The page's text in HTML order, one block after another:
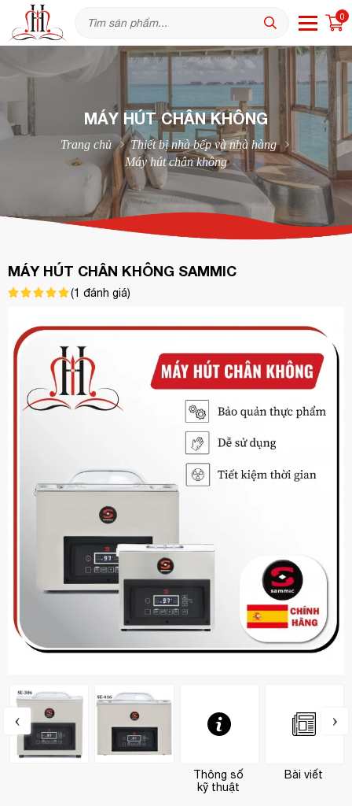
0
MÁY HÚT CHÂN KHÔNG
Trang chủ
Thiết bị nhà bếp và nhà hàng
Máy hút chân không
MÁY HÚT CHÂN KHÔNG SAMMIC
(1 đánh giá)
Thông số
kỹ thuật
Bài viết
‹ ›